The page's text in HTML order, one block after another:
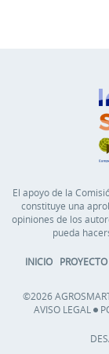
El apoyo de la
constituye una
opiniones de los
pueda
INICIO PROYECTO
©2026
AVISO LEGAL